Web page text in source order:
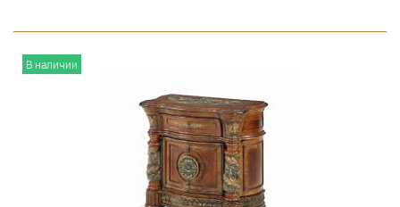
В наличии